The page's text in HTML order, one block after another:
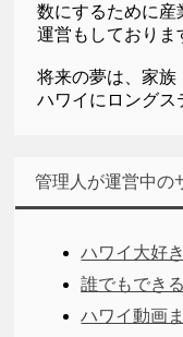
数にするために
運営もしておりま
将来の夢は、家族
ハワイにロングス
管理人が運営中の
ハワイ大好
誰でもでき
ハワイ動画